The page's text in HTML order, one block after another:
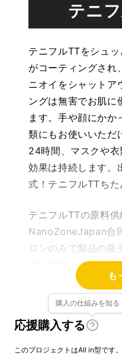
テニ
テニフルTTをシュ
がコーティングされ
ニオイをシャットア
ングは無害でお肌に
ます。手や顔にかか
類にもお使いいただ
24時間、マスクや
効果は持続します。
式！テニフルTTちた
テニフルTTの原料供
NanoZoneJapan合
ロンのみで製品の販
度一般販売のご提案
ネットで販売をする
いよMakuakeで先行
も
応援購入する
購入の仕組みを知る
このプロジェクトはAll in型です